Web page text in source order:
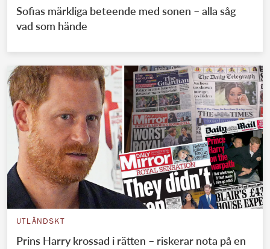
Sofias märkliga beteende med sonen – alla såg
vad som hände
UTLÄNDSKT
Prins Harry krossad i rätten – riskerar nota på en